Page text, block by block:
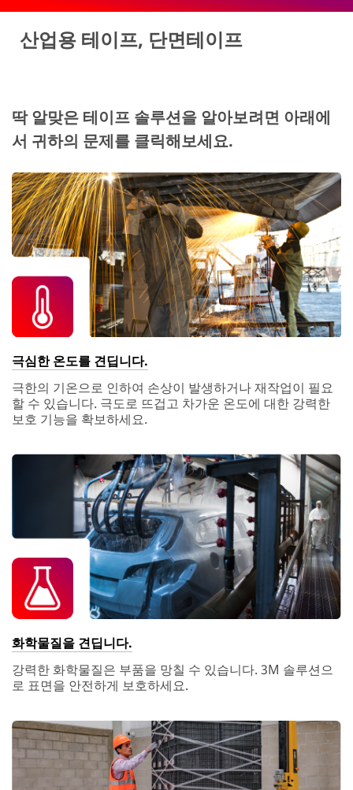
산업용 테이프, 단면테이프
딱 알맞은 테이프 솔루션을 알아보려면 아래에
서 귀하의 문제를 클릭해보세요.
극심한 온도를 견딥니다.
극한의 기온으로 인하여 손상이 발생하거나 재작업이 필요
할 수 있습니다. 극도로 뜨겁고 차가운 온도에 대한 강력한
보호 기능을 확보하세요.
화학물질을 견딥니다.
강력한 화학물질은 부품을 망칠 수 있습니다. 3M 솔루션으
로 표면을 안전하게 보호하세요.